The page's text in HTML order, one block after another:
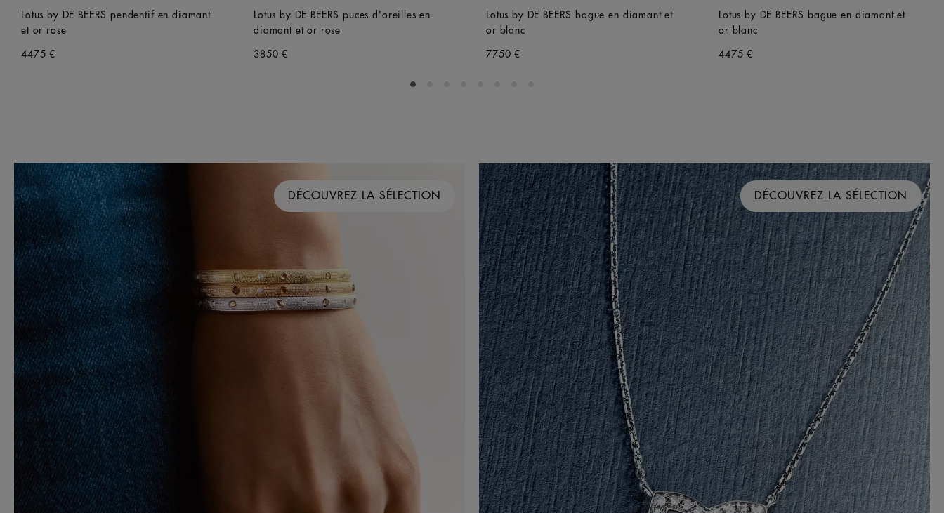
Lotus by DE BEERS pendentif en diamant
et or rose
4475 €
Lotus by DE BEERS puces d'oreilles en
diamant et or rose
3850 €
Lotus by DE BEERS bague en diamant et
or blanc
7750 €
Lotus by DE BEERS bague en diamant et
or blanc
4475 €
DÉCOUVREZ LA SÉLECTION DÉCOUVREZ LA SÉLECTION